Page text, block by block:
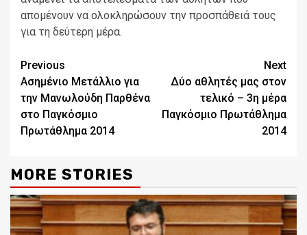
απομένουν να ολοκληρώσουν την προσπάθειά τους
για τη δεύτερη μέρα.
Continue
Reading
Previous
Ασημένιο Μετάλλιο για
την Μανωλούδη Παρθένα
στο Παγκόσμιο
Πρωτάθλημα 2014
Next
Δύο αθλητές μας στον
τελικό – 3η μέρα
Παγκόσμιο Πρωτάθλημα
2014
MORE STORIES